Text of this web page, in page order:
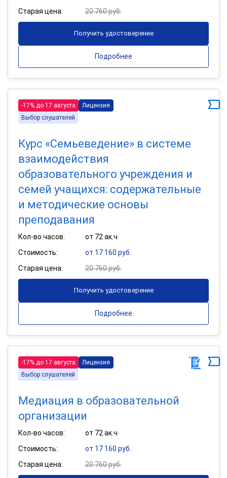
Старая цена:
20 760 руб.
Получить удостоверение
Подробнее
-17% до 17 августа
Лицензия
Выбор слушателей
Курс «Семьеведение» в системе
взаимодействия
образовательного учреждения и
семей учащихся: содержательные
и методические основы
преподавания
Кол-во часов:
от 72 ак.ч
Стоимость:
от 17 160 руб.
Старая цена:
20 760 руб.
Получить удостоверение
Подробнее
-17% до 17 августа
Лицензия
Выбор слушателей
Медиация в образовательной
организации
Кол-во часов:
от 72 ак.ч
Стоимость:
от 17 160 руб.
Старая цена:
20 760 руб.